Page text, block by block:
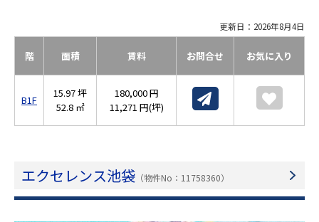
更新日：2026年8月4日
階 面積 賃料 お問合せ お気に入り
B1F
15.97 坪
52.8 ㎡
180,000 円
11,271 円(坪)
エクセレンス池袋 （物件No：11758360）